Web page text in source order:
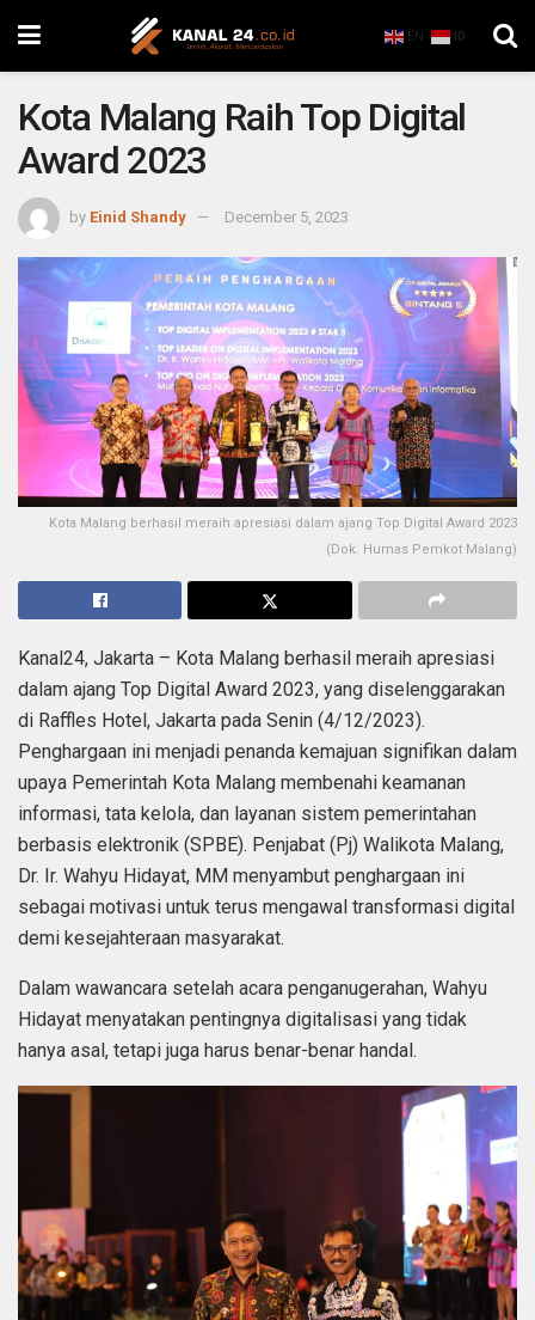
EN ID
Kota Malang Raih Top Digital
Award 2023
by Einid Shandy December 5, 2023
Kota Malang berhasil meraih apresiasi dalam ajang Top Digital Award 2023
(Dok. Humas Pemkot Malang)
Kanal24, Jakarta – Kota Malang berhasil meraih apresiasi
dalam ajang Top Digital Award 2023, yang diselenggarakan
di Raffles Hotel, Jakarta pada Senin (4/12/2023).
Penghargaan ini menjadi penanda kemajuan signifikan dalam
upaya Pemerintah Kota Malang membenahi keamanan
informasi, tata kelola, dan layanan sistem pemerintahan
berbasis elektronik (SPBE). Penjabat (Pj) Walikota Malang,
Dr. Ir. Wahyu Hidayat, MM menyambut penghargaan ini
sebagai motivasi untuk terus mengawal transformasi digital
demi kesejahteraan masyarakat.
Dalam wawancara setelah acara penganugerahan, Wahyu
Hidayat menyatakan pentingnya digitalisasi yang tidak
hanya asal, tetapi juga harus benar-benar handal.